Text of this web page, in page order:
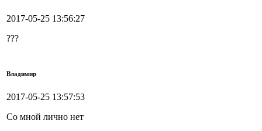
2017-05-25 13:56:27
???
Владимир
2017-05-25 13:57:53
Со мной лично нет